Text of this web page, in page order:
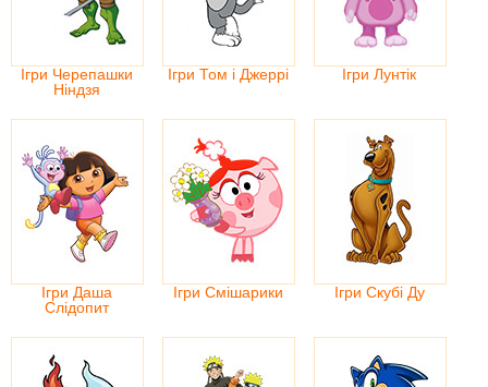
Ігри Черепашки
Ніндзя
Ігри Том і Джеррі Ігри Лунтік
Ігри Даша
Слідопит
Ігри Смішарики Ігри Скубі Ду